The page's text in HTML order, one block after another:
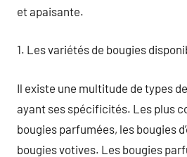
et apaisante.
1. Les variétés de bougies
Il existe une multitude de types
ayant ses spécificités. Les plus
bougies parfumées, les bougies
bougies votives. Les bougies